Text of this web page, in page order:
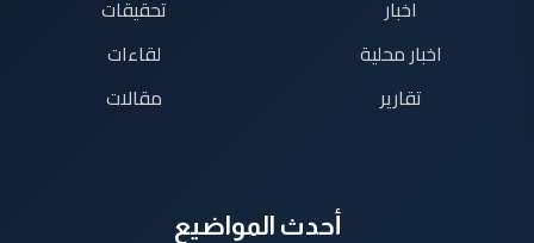
اخبار
اخبار محلية
تقارير
تحقيقات
لقاءات
مقالات
أحدث المواضيع